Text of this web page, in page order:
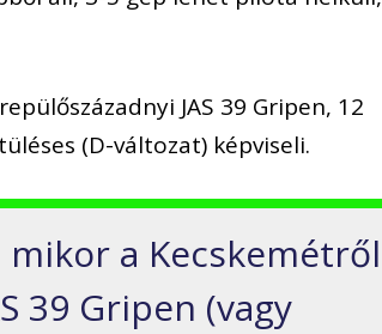
JAS 39 Gripen, 12
(D-változat) képviseli.
a Kecskemétről
39 Gripen (vagy